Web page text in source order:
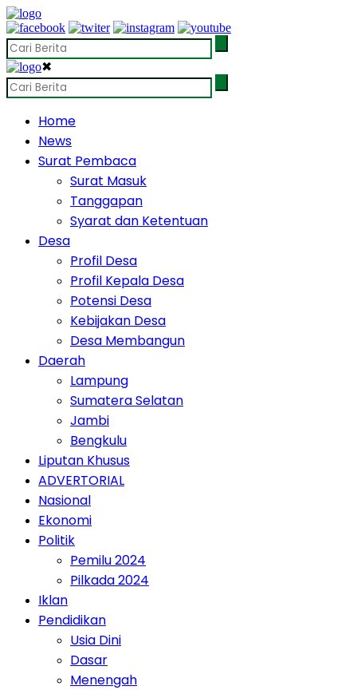
✖
Home
News
Surat Pembaca
Surat Masuk
Tanggapan
Syarat dan Ketentuan
Desa
Profil Desa
Profil Kepala Desa
Potensi Desa
Kebijakan Desa
Desa Membangun
Daerah
Lampung
Sumatera Selatan
Jambi
Bengkulu
Liputan Khusus
ADVERTORIAL
Nasional
Ekonomi
Politik
Pemilu 2024
Pilkada 2024
Iklan
Pendidikan
Usia Dini
Dasar
Menengah